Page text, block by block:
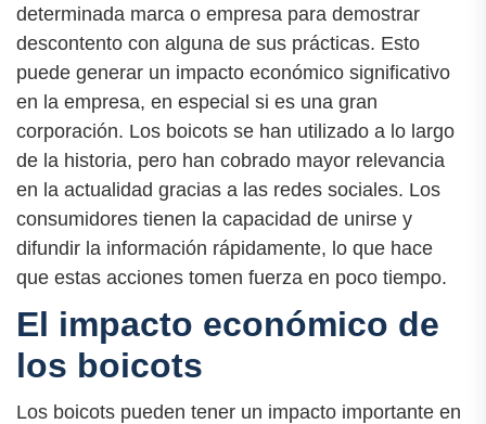
determinada marca o empresa para demostrar
descontento con alguna de sus prácticas. Esto
puede generar un impacto económico significativo
en la empresa, en especial si es una gran
corporación. Los boicots se han utilizado a lo largo
de la historia, pero han cobrado mayor relevancia
en la actualidad gracias a las redes sociales. Los
consumidores tienen la capacidad de unirse y
difundir la información rápidamente, lo que hace
que estas acciones tomen fuerza en poco tiempo.
El impacto económico de
los boicots
Los boicots pueden tener un impacto importante en